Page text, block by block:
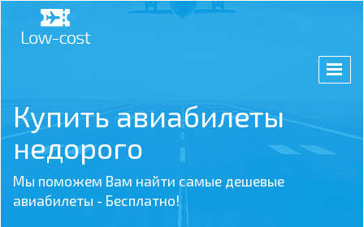
Купить авиабилеты
недорого
Мы поможем Вам найти самые дешевые
авиабилеты - Бесплатно!